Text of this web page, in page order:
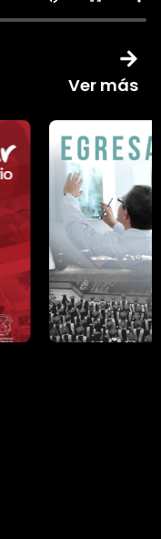
Ver más